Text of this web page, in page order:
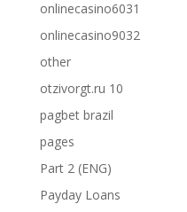
onlinecasino6031
onlinecasino9032
other
otzivorgt.ru 10
pagbet brazil
pages
Part 2 (ENG)
Payday Loans